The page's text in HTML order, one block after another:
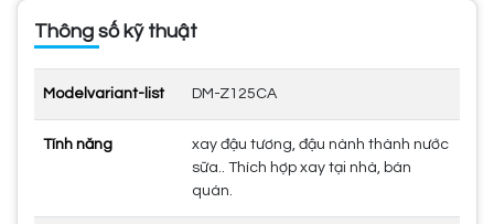
Thông số kỹ thuật
Modelvariant-list DM-Z125CA
Tính năng
xay đậu tương, đậu nành thành nước
sữa.. Thích hợp xay tại nhà, bán
quán.